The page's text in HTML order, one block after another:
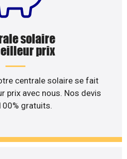
solaire
prix
centrale solaire se fait
prix avec nous. Nos devis
gratuits.